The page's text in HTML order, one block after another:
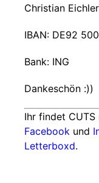
Christian Eichler
IBAN: DE92
Bank: ING
Dankeschön :))
Ihr findet
Facebook und
Letterboxd.